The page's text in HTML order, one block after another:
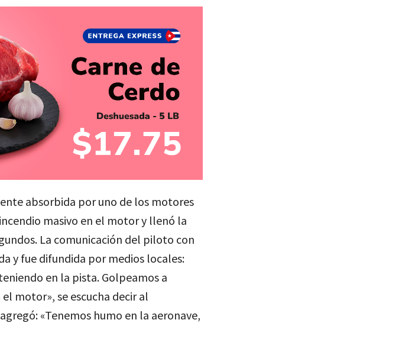
absorbida por uno de los motores
masivo en el motor y llenó la
La comunicación del piloto con
y fue difundida por medios locales:
en la pista. Golpeamos a
motor», se escucha decir al
«Tenemos humo en la aeronave,